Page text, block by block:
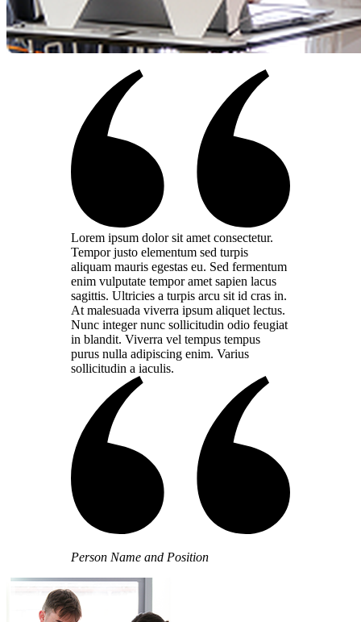
Lorem ipsum dolor sit amet consectetur.
Tempor justo elementum sed turpis
aliquam mauris egestas eu. Sed fermentum
enim vulputate tempor amet sapien lacus
sagittis. Ultricies a turpis arcu sit id cras in.
At malesuada viverra ipsum aliquet lectus.
Nunc integer nunc sollicitudin odio feugiat
in blandit. Viverra vel tempus tempus
purus nulla adipiscing enim. Varius
sollicitudin a iaculis.
Person Name and Position